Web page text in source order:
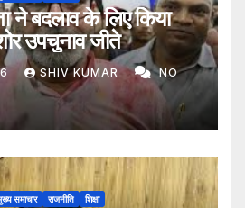
ने बदलाव के लिए किया
उपचुनाव जीते
SHIV KUMAR NO
समाचार राजनीति शिक्षा